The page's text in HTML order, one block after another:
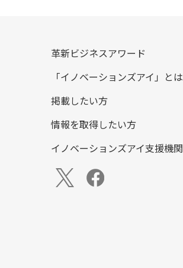
革新ビジネスアワード
「イノベーションズアイ」とは
掲載したい方
情報を取得したい方
イノベーションズアイ支援機関